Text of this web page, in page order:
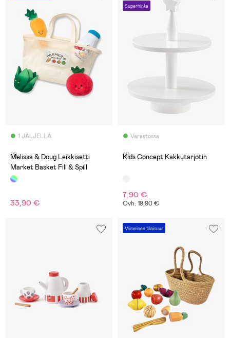
1 JÄLJELLÄ
(1)
Melissa & Doug Leikkisetti
Market Basket Fill & Spill
33,90 €
Superhinta
Varastossa
(1)
Kids Concept Kakkutarjotin
7,90 €
Ovh: 19,90 €
Viimeinen tilaisuus